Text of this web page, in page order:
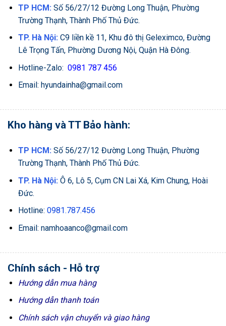
TP HCM: Số 56/27/12 Đường Long Thuận, Phường
Trường Thạnh, Thành Phố Thủ Đức.
TP. Hà Nội:C9 liền kề 11, Khu đô thị Geleximco, Đường
Lê Trọng Tấn, Phường Dương Nội, Quận Hà Đông.
Hotline-Zalo: 0981 787 456
Email: hyundainha@gmail.com
Kho hàng và TT Bảo hành:
TP HCM:Số 56/27/12 Đường Long Thuận, Phường
Trường Thạnh, Thành Phố Thủ Đức.
TP. Hà Nội: Ô 6, Lô 5, Cụm CN Lai Xá, Kim Chung, Hoài
Đức.
Hotline: 0981.787.456
Email: namhoaanco@gmail.com
Chính sách - Hỗ trợ
Hướng dẫn mua hàng
Hướng dẫn thanh toán
Chính sách vận chuyển và giao hàng